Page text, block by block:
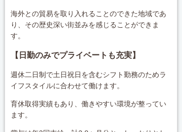
海外との貿易を取り入れることのできた地域であ
り、その歴史深い街並みを感じることができま
す。
【日勤のみでプライベートも充実】
週休二日制で土日祝日を含むシフト勤務のためラ
イフスタイルに合わせて働けます。
育休取得実績もあり、働きやすい環境が整ってい
ます。